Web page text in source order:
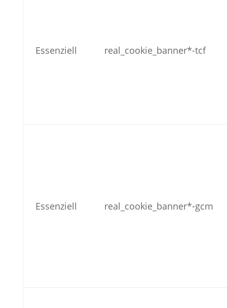
Essenziell real_cookie_banner*-tcf
Essenziell real_cookie_banner*-gcm